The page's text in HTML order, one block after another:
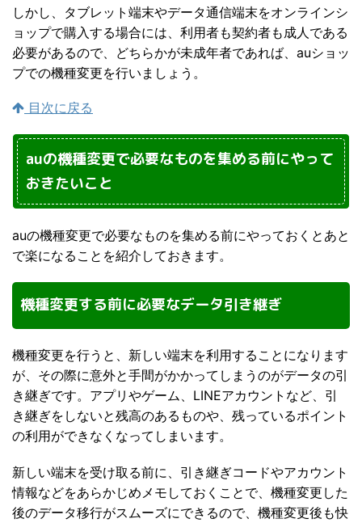
しかし、タブレット端末やデータ通信端末をオンラインシ
ョップで購入する場合には、利用者も契約者も成人である
必要があるので、どちらかが未成年者であれば、auショッ
プでの機種変更を行いましょう。
目次に戻る
auの機種変更で必要なものを集める前にやって
おきたいこと
auの機種変更で必要なものを集める前にやっておくとあと
で楽になることを紹介しておきます。
機種変更する前に必要なデータ引き継ぎ
機種変更を行うと、新しい端末を利用することになります
が、その際に意外と手間がかかってしまうのがデータの引
き継ぎです。アプリやゲーム、LINEアカウントなど、引
き継ぎをしないと残高のあるものや、残っているポイント
の利用ができなくなってしまいます。
新しい端末を受け取る前に、引き継ぎコードやアカウント
情報などをあらかじめメモしておくことで、機種変更した
後のデータ移行がスムーズにできるので、機種変更後も快